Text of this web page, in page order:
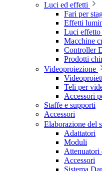
Luci ed effetti
Fari per
Effetti
Luci effetto
Macchine
Controller
Prodotti
Videoproiezione
Teli per
Accessori
Staffe e supporti
Accessori
Elaborazione del
Adattatori
Moduli
Attenuatori
Accessori
Sistema